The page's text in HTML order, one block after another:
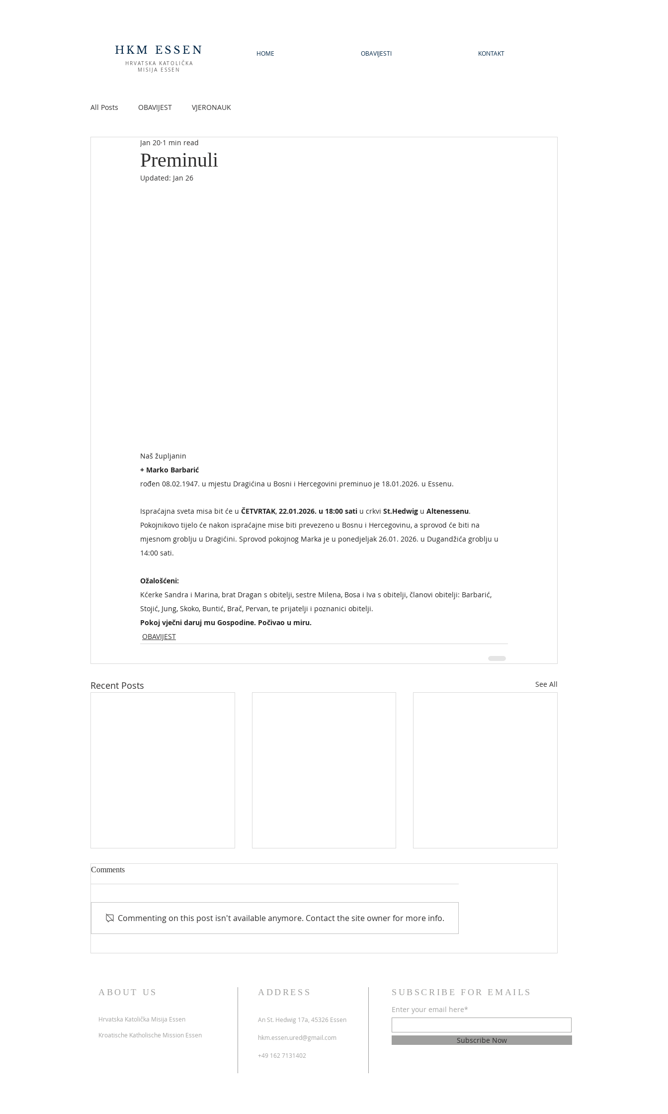
HKM ESSEN HOME OBAVIJESTI KONTAKT
HRVATSKA KATOLIČKA
MISIJA ESSEN
All Posts OBAVIJEST VJERONAUK
Preminuli
Jan 20 1 min read
Updated: Jan 26
Naš župljanin
+ Marko Barbarić
rođen 08.02.1947. u mjestu Dragićina u Bosni i Hercegovini preminuo je 18.01.2026. u Essenu.
Ispraćajna sveta misa bit će u ČETVRTAK, 22.01.2026. u 18:00 sati u crkvi St.Hedwig u Altenessenu.
Pokojnikovo tijelo će nakon ispraćajne mise biti prevezeno u Bosnu i Hercegovinu, a sprovod će biti na
mjesnom groblju u Dragićini. Sprovod pokojnog Marka je u ponedjeljak 26.01. 2026. u Dugandžića groblju u
14:00 sati.
Ožalošćeni:
Kćerke Sandra i Marina, brat Dragan s obitelji, sestre Milena, Bosa i Iva s obitelji, članovi obitelji: Barbarić,
Stojić, Jung, Skoko, Buntić, Brač, Pervan, te prijatelji i poznanici obitelji.
Pokoj vječni daruj mu Gospodine. Počivao u miru.
OBAVIJEST
Recent Posts See All
13.06.2026.
i prvopričesnika
Comments
Commenting on this post isn't available anymore. Contact the site owner for more info.
ABOUT US
Hrvatska Katolička Misija Essen
Kroatische Katholische Mission Essen
ADDRESS
An St. Hedwig 17a, 45326 Essen
hkm.essen.ured@gmail.com
+49 162 7131402
SUBSCRIBE FOR EMAILS
Enter your email here*
Subscribe Now